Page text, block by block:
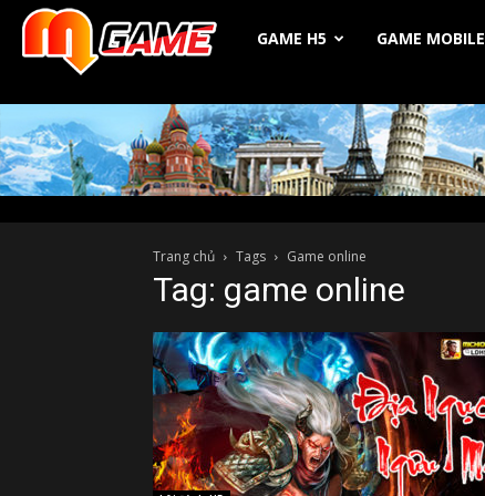
Michio
Game
GAME H5 GAME MOBILE
Trang chủ Tags Game online
Tag: game online